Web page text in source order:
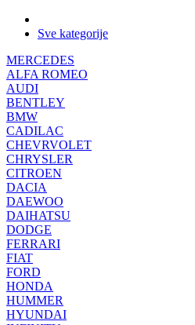
Sve kategorije
MERCEDES
ALFA ROMEO
AUDI
BENTLEY
BMW
CADILAC
CHEVRVOLET
CHRYSLER
CITROEN
DACIA
DAEWOO
DAIHATSU
DODGE
FERRARI
FIAT
FORD
HONDA
HUMMER
HYUNDAI